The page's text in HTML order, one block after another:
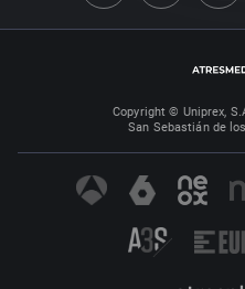
Copyright © Uniprex,
San Sebastián de